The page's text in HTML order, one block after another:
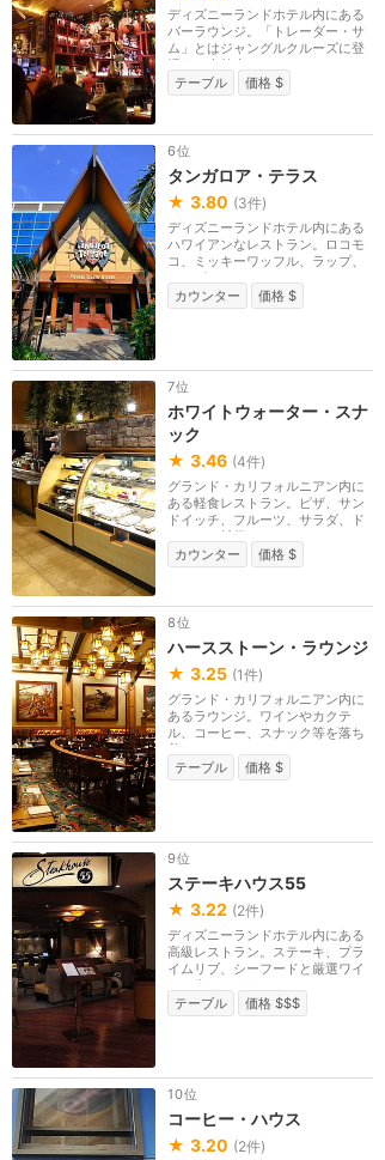
ディズニーランドホテル内にある
バーラウンジ。「トレーダー・サ
ム」とはジャングルクルーズに登
場する生首売りの...
テーブル
価格 $
6位
タンガロア・テラス
★ 3.80 (3件)
ディズニーランドホテル内にある
ハワイアンなレストラン。ロコモ
コ、ミッキーワッフル、ラップ、
トロピカルフルー...
カウンター
価格 $
7位
ホワイトウォーター・スナ
ック
★ 3.46 (4件)
グランド・カリフォルニアン内に
ある軽食レストラン。ピザ、サン
ドイッチ、フルーツ、サラダ、ド
リンク、雑貨など...
カウンター
価格 $
8位
ハースストーン・ラウンジ
★ 3.25 (1件)
グランド・カリフォルニアン内に
あるラウンジ。ワインやカクテ
ル、コーヒー、スナック等を落ち
着いたラウンジでゆ...
テーブル
価格 $
9位
ステーキハウス55
★ 3.22 (2件)
ディズニーランドホテル内にある
高級レストラン。ステーキ、プラ
イムリブ、シーフードと厳選ワイ
ンを楽しめます。
テーブル
価格 $$$
10位
コーヒー・ハウス
★ 3.20 (2件)